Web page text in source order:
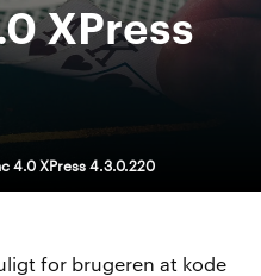
XPress
4.0 XPress 4.3.0.220
for brugeren at kode